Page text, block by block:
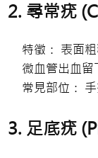
2. 尋常疣
特徵： 表面
微血管出血留
常見部位：
3. 足底疣